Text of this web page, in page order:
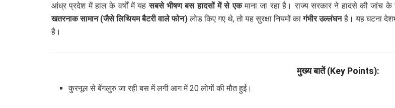
आंध्र प्रदेश में हाल के वर्षों में यहसबसे भीषण बस हादसों में से एकमाना जा रहा है। राज्य सरकार ने हादसे की जांच
खतरनाक सामान (जैसे लिथियम बैटरी वाले फोन)लोड किए गए थे, तो यह सुरक्षा नियमों कागंभीर उल्लंघनहै। यह घटना
है।
मुख्य बातें (Key Points):
कुरनूल से बेंगलुरु जा रही बस में लगी आग में 20 लोगों की मौत हुई।